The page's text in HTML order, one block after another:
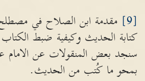
[9]
مقدمة ابن الصلاح في
كتابة الحديث وكيفية ضبط الكتاب
سنجد بعض المنقولات عن الامام
بمحو ما كُتب من الحديث.